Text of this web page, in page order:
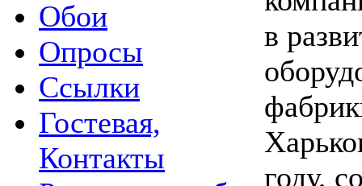
Обои
Опросы
Ссылки
Гостевая,
Контакты
в
году,